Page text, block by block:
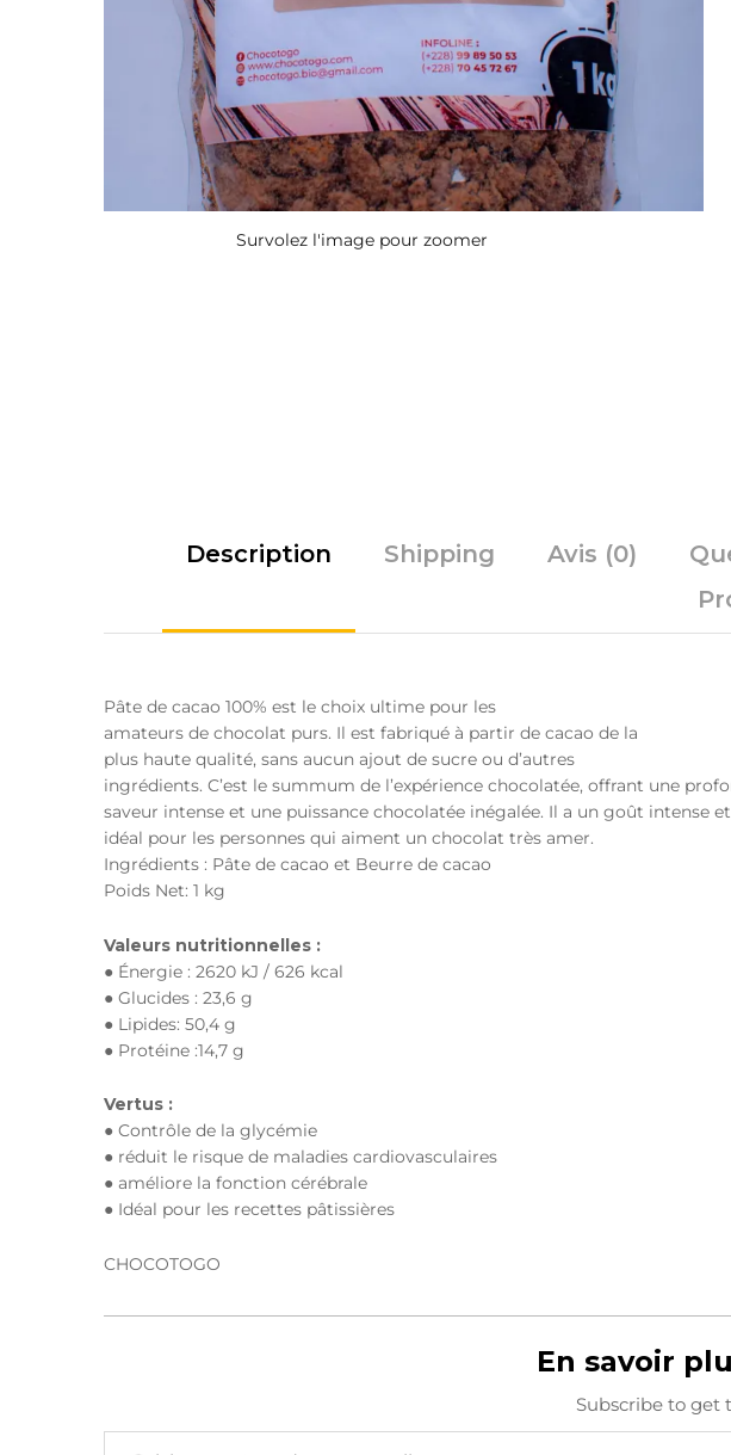
Survolez l'image pour zoomer
Description Shipping Avis (0)
Pâte de cacao 100% est le choix ultime pour les
amateurs de chocolat purs. Il est fabriqué à partir de cacao de la
plus haute qualité, sans aucun ajout de sucre ou d’autres
ingrédients. C’est le summum de l’expérience chocolatée, offrant une
saveur intense et une puissance chocolatée inégalée. Il a un goût intense
idéal pour les personnes qui aiment un chocolat très amer.
Ingrédients : Pâte de cacao et Beurre de cacao
Poids Net: 1 kg
Valeurs nutritionnelles :
● Énergie : 2620 kJ / 626 kcal
● Glucides : 23,6 g
● Lipides: 50,4 g
● Protéine :14,7 g
Vertus :
● Contrôle de la glycémie
● réduit le risque de maladies cardiovasculaires
● améliore la fonction cérébrale
● Idéal pour les recettes pâtissières
CHOCOTOGO
En savoir
Subscribe to get
Saisissez votre adresse e-mail…